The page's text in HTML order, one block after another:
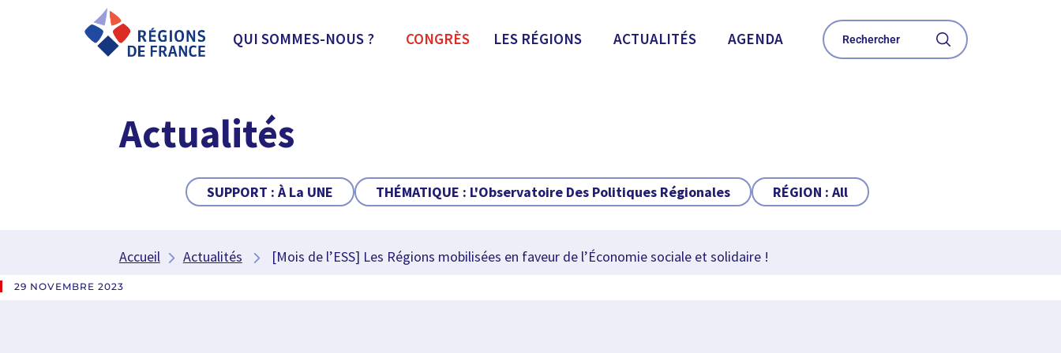
QUI SOMMES-NOUS ? CONGRÈS LES RÉGIONS ACTUALITÉS AGENDA
Actualités
SUPPORT : À La UNE THÉMATIQUE : L'Observatoire Des Politiques Régionales RÉGION : All
Accueil Actualités [Mois de l’ESS] Les Régions mobilisées en faveur de l’Économie sociale et solidaire !
29 NOVEMBRE 2023